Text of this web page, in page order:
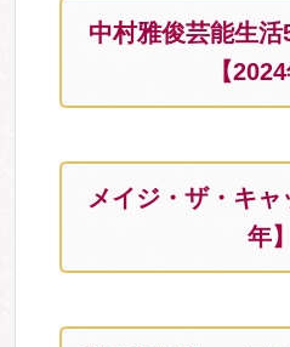
中村雅俊芸能生
【2024
メイジ・ザ・キ
年】